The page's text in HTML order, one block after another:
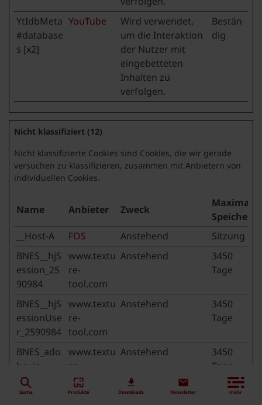
YtIdbMeta
#database
s [x2]
YouTube
Wird verwendet,
um die Interaktion
der Nutzer mit
eingebetteten
Inhalten zu
verfolgen.
Bestän
dig
Nicht klassifiziert (12)
Nicht klassifizierte Cookies sind Cookies, die wir gerade
versuchen zu klassifizieren, zusammen mit Anbietern von
individuellen Cookies.
Name Anbieter Zweck
Maximale
__Host-A
FOS Anstehend
Sitzung
BNES__hjS
ession_25
90984
www.textu
re-
tool.com
Anstehend
3450
Tage
BNES__hjS
essionUse
r_2590984
www.textu
re-
tool.com
Anstehend
3450
Tage
BNES_ado
beujs-
optin
www.textu
re-
tool.com
Anstehend
3450
Tage
Suche Produkte Downloads Newsletter mehr